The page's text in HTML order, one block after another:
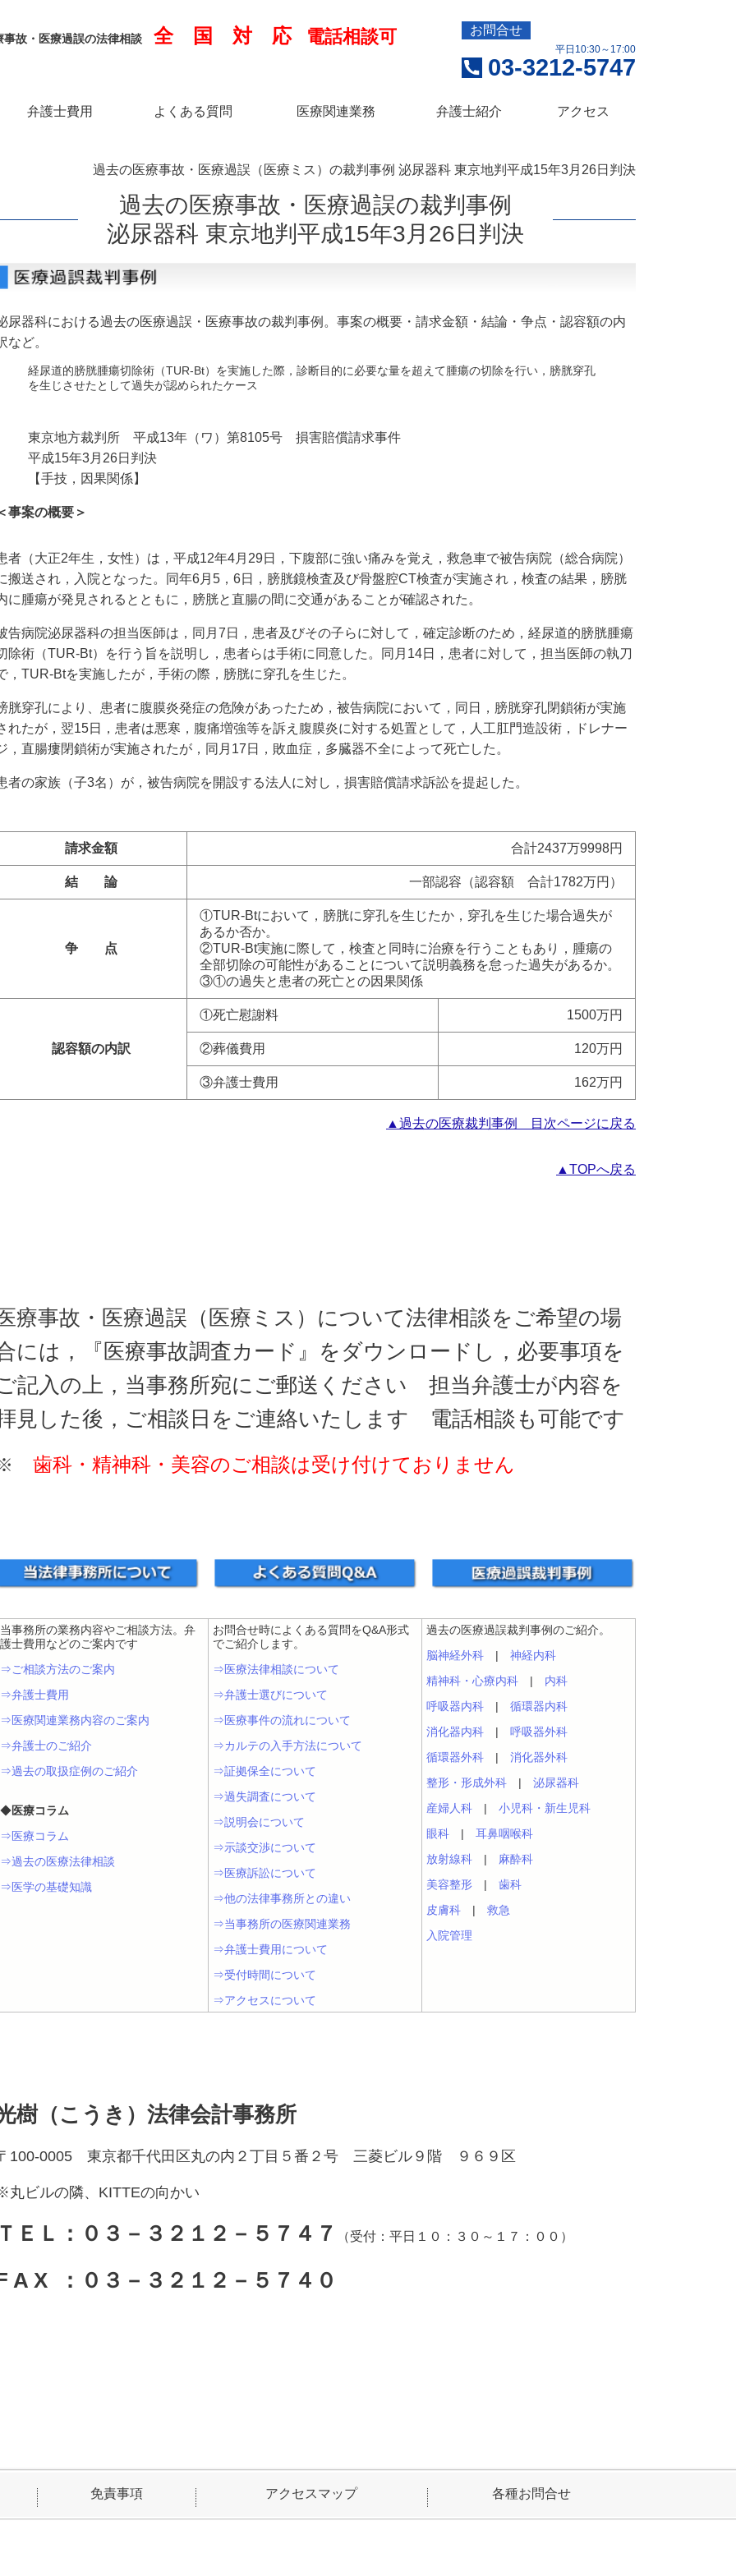
事故・医療過誤の法律相談 全 国 対 応 電話相談可 お問合せ
平日10:30～17:00
03-3212-5747
弁護士費用 よくある質問 医療関連業務 弁護士紹介 アクセス
過去の医療事故・医療過誤（医療ミス）の裁判事例 泌尿器科 東京地判平成15年3月26日判決
過去の医療事故・医療過誤の裁判事例
泌尿器科 東京地判平成15年3月26日判決
尿器科における過去の医療過誤・医療事故の裁判事例。事案の概要・請求金額・結論・争点・認容額の内
など。
経尿道的膀胱腫瘍切除術（TUR-Bt）を実施した際，診断目的に必要な量を超えて腫瘍の切除を行い，膀胱穿孔
を生じさせたとして過失が認められたケース
東京地方裁判所 平成13年（ワ）第8105号 損害賠償請求事件
平成15年3月26日判決
【手技，因果関係】
事案の概要＞
者（大正2年生，女性）は，平成12年4月29日，下腹部に強い痛みを覚え，救急車で被告病院（総合病院）
搬送され，入院となった。同年6月5，6日，膀胱鏡検査及び骨盤腔CT検査が実施され，検査の結果，膀胱
に腫瘍が発見されるとともに，膀胱と直腸の間に交通があることが確認された。
告病院泌尿器科の担当医師は，同月7日，患者及びその子らに対して，確定診断のため，経尿道的膀胱腫瘍
除術（TUR-Bt）を行う旨を説明し，患者らは手術に同意した。同月14日，患者に対して，担当医師の執刀
，TUR-Btを実施したが，手術の際，膀胱に穿孔を生じた。
胱穿孔により、患者に腹膜炎発症の危険があったため，被告病院において，同日，膀胱穿孔閉鎖術が実施
れたが，翌15日，患者は悪寒，腹痛増強等を訴え腹膜炎に対する処置として，人工肛門造設術，ドレナー
，直腸瘻閉鎖術が実施されたが，同月17日，敗血症，多臓器不全によって死亡した。
者の家族（子3名）が，被告病院を開設する法人に対し，損害賠償請求訴訟を提起した。
請求金額 合計2437万9998円
結 論 一部認容（認容額 合計1782万円）
争 点
①TUR-Btにおいて，膀胱に穿孔を生じたか，穿孔を生じた場合過失が
あるか否か。
②TUR-Bt実施に際して，検査と同時に治療を行うこともあり，腫瘍の
全部切除の可能性があることについて説明義務を怠った過失があるか。
③①の過失と患者の死亡との因果関係
認容額の内訳
①死亡慰謝料 1500万円
②葬儀費用 120万円
③弁護士費用 162万円
▲過去の医療裁判事例 目次ページに戻る
▲TOPへ戻る
療事故・医療過誤（医療ミス）について法律相談をご希望の場
には，『医療事故調査カード』をダウンロードし，必要事項を
記入の上，当事務所宛にご郵送ください 担当弁護士が内容を
見した後，ご相談日をご連絡いたします 電話相談も可能です
歯科・精神科・美容のご相談は受け付けておりません
当事務所の業務内容やご相談方法。弁
護士費用などのご案内です
⇒ご相談方法のご案内
⇒弁護士費用
⇒医療関連業務内容のご案内
⇒弁護士のご紹介
⇒過去の取扱症例のご紹介
◆医療コラム
⇒医療コラム
⇒過去の医療法律相談
⇒医学の基礎知識
お問合せ時によくある質問をQ&A形式
でご紹介します。
⇒医療法律相談について
⇒弁護士選びについて
⇒医療事件の流れについて
⇒カルテの入手方法について
⇒証拠保全について
⇒過失調査について
⇒説明会について
⇒示談交渉について
⇒医療訴訟について
⇒他の法律事務所との違い
⇒当事務所の医療関連業務
⇒弁護士費用について
⇒受付時間について
⇒アクセスについて
過去の医療過誤裁判事例のご紹介。
脳神経外科 | 神経内科
精神科・心療内科 | 内科
呼吸器内科 | 循環器内科
消化器内科 | 呼吸器外科
循環器外科 | 消化器外科
整形・形成外科 | 泌尿器科
産婦人科 | 小児科・新生児科
眼科 | 耳鼻咽喉科
放射線科 | 麻酔科
美容整形 | 歯科
皮膚科 | 救急
入院管理
樹（こうき）法律会計事務所
100-0005 東京都千代田区丸の内２丁目５番２号 三菱ビル９階 ９６９区
丸ビルの隣、KITTEの向かい
ＥＬ：０３－３２１２－５７４７ （受付：平日１０：３０～１７：００）
A X ：０３－３２１２－５７４０
免責事項 アクセスマップ 各種お問合せ